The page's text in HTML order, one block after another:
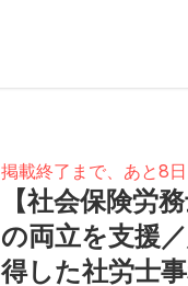
掲載終了まで、あと8日
【社会保険労
の両立を支援
得した社労士